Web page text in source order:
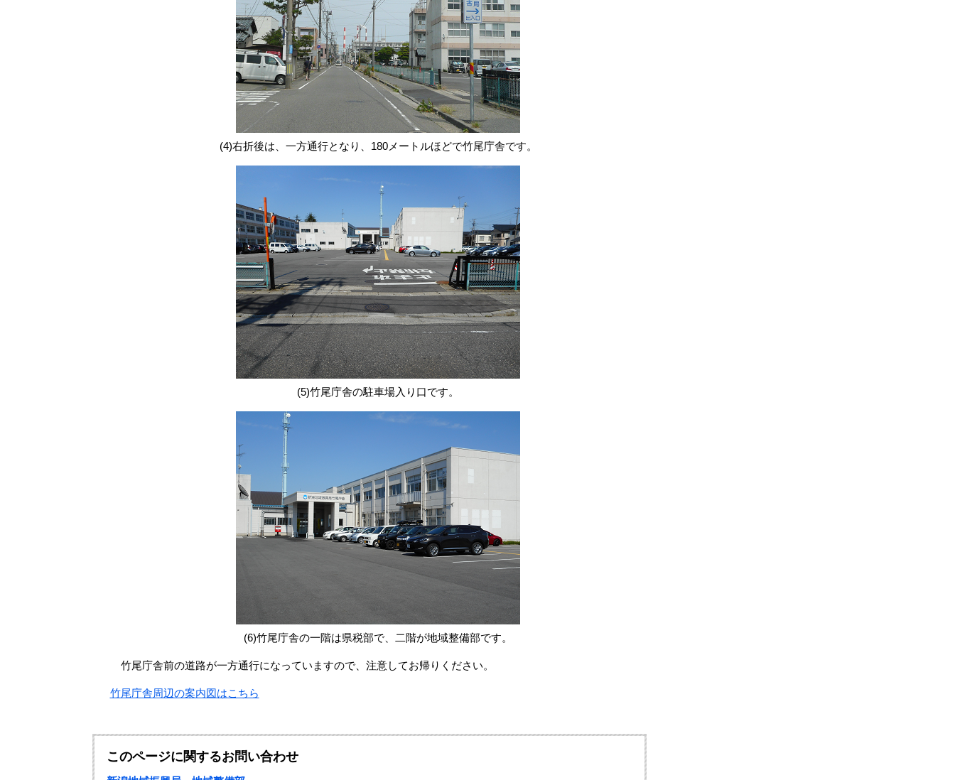
(4)右折後は、一方通行となり、180メートルほどで竹尾庁舎です。
(5)竹尾庁舎の駐車場入り口です。
(6)竹尾庁舎の一階は県税部で、二階が地域整備部です。
竹尾庁舎前の道路が一方通行になっていますので、注意してお帰りください。
竹尾庁舎周辺の案内図はこちら
このページに関するお問い合わせ